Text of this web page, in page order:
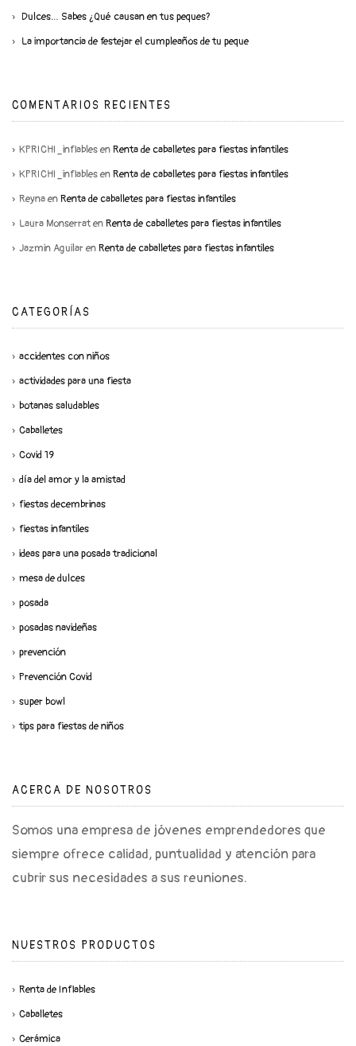
Dulces… Sabes ¿Qué causan en tus peques?
La importancia de festejar el cumpleaños de tu peque
COMENTARIOS RECIENTES
KPRICHI_inflablesenRenta de caballetes para fiestas infantiles
KPRICHI_inflablesenRenta de caballetes para fiestas infantiles
ReynaenRenta de caballetes para fiestas infantiles
Laura MonserratenRenta de caballetes para fiestas infantiles
Jazmin AguilarenRenta de caballetes para fiestas infantiles
CATEGORÍAS
accidentes con niños
actividades para una fiesta
botanas saludables
Caballetes
Covid 19
día del amor y la amistad
fiestas decembrinas
fiestas infantiles
ideas para una posada tradicional
mesa de dulces
posada
posadas navideñas
prevención
Prevención Covid
super bowl
tips para fiestas de niños
ACERCA DE NOSOTROS
Somos una empresa de jóvenes emprendedores que
siempre ofrece calidad, puntualidad y atención para
cubrir sus necesidades a sus reuniones.
NUESTROS PRODUCTOS
Renta de Inflables
Caballetes
Cerámica